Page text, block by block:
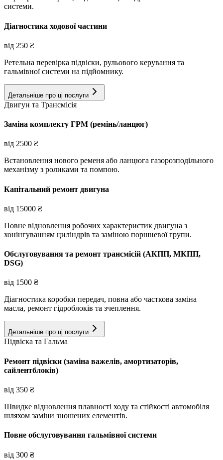
системи.
Діагностика ходової частини
від 250 ₴
Ретельна перевірка підвіски, рульового керування та
гальмівної системи на підйомнику.
Детальніше про ці послуги
Двигун та Трансмісія
Заміна комплекту ГРМ (ремінь/ланцюг)
від 2500 ₴
Встановлення нового ременя або ланцюга газорозподільного
механізму з роликами та помпою.
Капітальний ремонт двигуна
від 15000 ₴
Повне відновлення робочих характеристик двигуна з
хонінгуванням циліндрів та заміною поршневої групи.
Обслуговування та ремонт трансмісій (АКПП, МКПП,
DSG)
від 1500 ₴
Діагностика коробки передач, повна або часткова заміна
масла, ремонт гідроблоків та зчеплення.
Детальніше про ці послуги
Підвіска та Гальма
Ремонт підвіски (заміна важелів, амортизаторів,
сайлентблоків)
від 350 ₴
Швидке відновлення плавності ходу та стійкості автомобіля
шляхом заміни зношених елементів.
Повне обслуговування гальмівної системи
від 300 ₴